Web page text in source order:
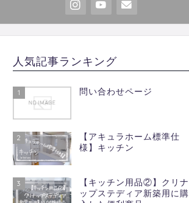
人気記事ランキング
1 問い合わせページ
2
【アキュラホーム標準仕
様】キッチン
3
【キッチン用品②】クリナ
ップステディア新築用に購